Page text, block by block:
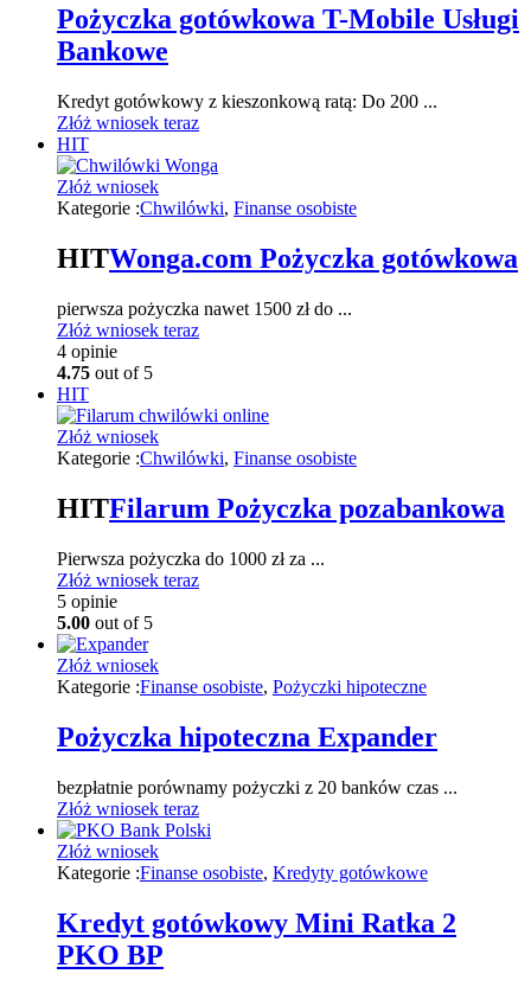
Pożyczka gotówkowa T-Mobile Usługi
Bankowe
Kredyt gotówkowy z kieszonkową ratą: Do 200 ...
Złóż wniosek teraz
HIT
Złóż wniosek
Kategorie :Chwilówki, Finanse osobiste
HITWonga.com Pożyczka gotówkowa
pierwsza pożyczka nawet 1500 zł do ...
Złóż wniosek teraz
4 opinie
4.75 out of 5
HIT
Złóż wniosek
Kategorie :Chwilówki, Finanse osobiste
HITFilarum Pożyczka pozabankowa
Pierwsza pożyczka do 1000 zł za ...
Złóż wniosek teraz
5 opinie
5.00 out of 5
Złóż wniosek
Kategorie :Finanse osobiste, Pożyczki hipoteczne
Pożyczka hipoteczna Expander
bezpłatnie porównamy pożyczki z 20 banków czas ...
Złóż wniosek teraz
Złóż wniosek
Kategorie :Finanse osobiste, Kredyty gotówkowe
Kredyt gotówkowy Mini Ratka 2
PKO BP